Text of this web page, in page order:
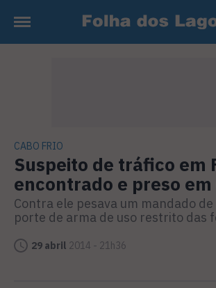
CABO FRIO
Suspeito de tráfico em
encontrado e preso em
Contra ele pesava um mandado
porte de arma de uso restrito das
29 abril 2014 - 21h36